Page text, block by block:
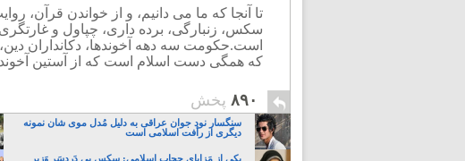
تا آنجا که ما می دانیم، و از خواندن قرآن،
سکس، زنبارگی، برده داری، چپاول و
است.حکومت سه دهه آخوندها، دکانداران
که همگی دست اسلام است که از آستین آخوند
۸۹۰ پخش
سنگسار نود جوان عراقی به دلیل مُدل موی شان نمونه
دیگری از رأفت اسلامی است
یکی از مَزایایِ حجابِ اسلامی: سکسِ بی دَردسَرِ وَزیر